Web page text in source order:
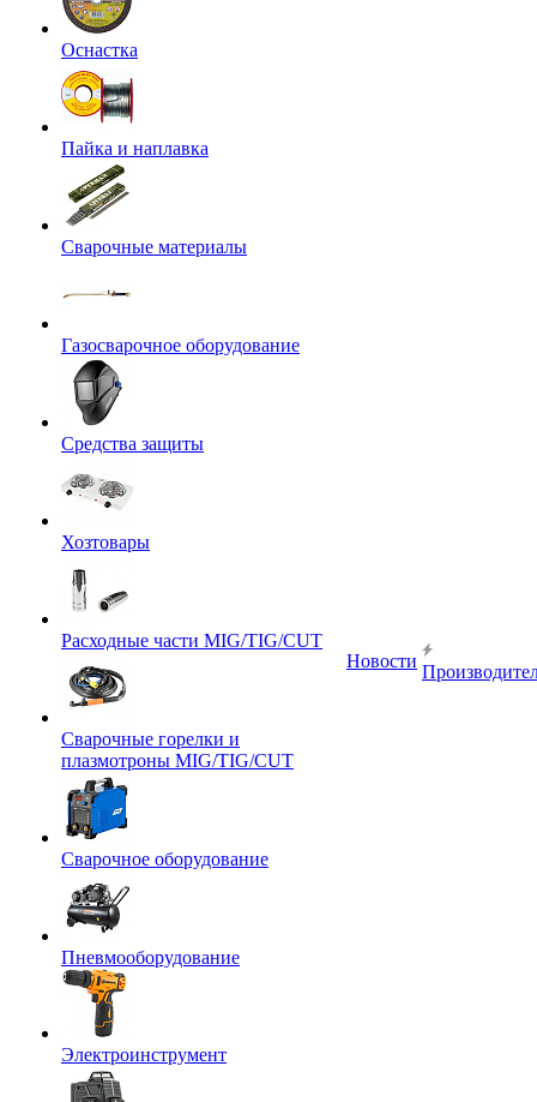
Оснастка
Пайка и наплавка
Сварочные материалы
Газосварочное оборудование
Средства защиты
Хозтовары
Расходные части MIG/TIG/CUT
Сварочные горелки и
плазмотроны MIG/TIG/CUT
Сварочное оборудование
Пневмооборудование
Электроинструмент
Новости